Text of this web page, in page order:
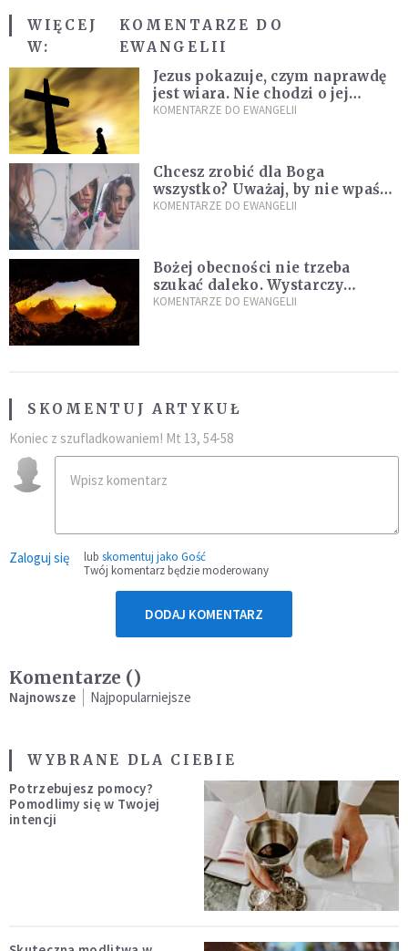
WIĘCEJ
W:
KOMENTARZE DO
EWANGELII
Jezus pokazuje, czym naprawdę
jest wiara. Nie chodzi o jej
wielkość
KOMENTARZE DO EWANGELII
Chcesz zrobić dla Boga
wszystko? Uważaj, by nie wpaść
w groźną pułapkę
KOMENTARZE DO EWANGELII
Bożej obecności nie trzeba
szukać daleko. Wystarczy
nauczyć się słuchać
KOMENTARZE DO EWANGELII
SKOMENTUJ ARTYKUŁ
Koniec z szufladkowaniem! Mt 13, 54-58
Zaloguj się lub skomentuj jako Gość
Twój komentarz będzie moderowany
DODAJ KOMENTARZ
Komentarze ()
Najnowsze Najpopularniejsze
WYBRANE DLA CIEBIE
Potrzebujesz pomocy?
Pomodlimy się w Twojej
intencji